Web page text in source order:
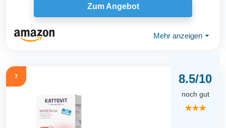
Zum Angebot
Mehr anzeigen ⏷
7 8.5/10
noch gut
★★★